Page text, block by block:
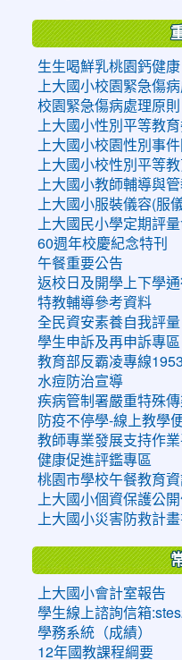
生生喝鮮乳桃園鈣健康
上大國小校園緊急傷
校園緊急傷病處理原則
上大國小性別平等教
上大國小校園性別事
上大國小校性別平等
上大國小教師輔導與
上大國小服裝儀容(服
上大國民小學定期評
60週年校慶紀念特刊
午餐重要公告
返校日及開學上下學
特教輔導參考資料
全民資安素養自我評量
學生申訴及再申訴專區
教育部反霸凌專線1953
水痘防治宣導
疾病管制署嚴重特殊
防疫不停學-線上教學
教師專業發展支持作
健康促進評鑑專區
桃園市學校午餐教育資
上大國小個資保護公
上大國小災害防救計
上大國小會計室報告
學生線上諮詢信箱
學務系統（成績）
12年國教課程綱要